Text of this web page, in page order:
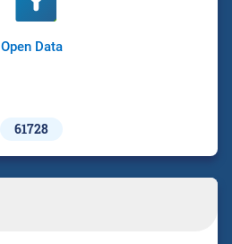
Open Data
61728